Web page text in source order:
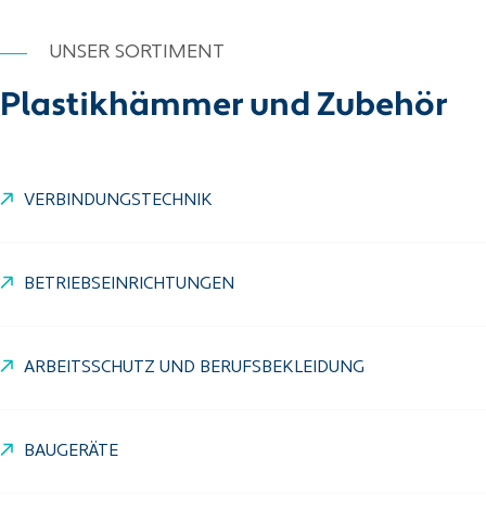
UNSER SORTIMENT
Plastikhämmer und Zubehör
VERBINDUNGSTECHNIK
BETRIEBSEINRICHTUNGEN
ARBEITSSCHUTZ UND BERUFSBEKLEIDUNG
BAUGERÄTE